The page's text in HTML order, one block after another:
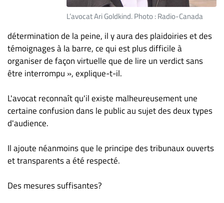
L’avocat Ari Goldkind. Photo : Radio-Canada
détermination de la peine, il y aura des plaidoiries et des
témoignages à la barre, ce qui est plus difficile à
organiser de façon virtuelle que de lire un verdict sans
être interrompu », explique-t-il.
L'avocat reconnaît qu'il existe malheureusement une
certaine confusion dans le public au sujet des deux types
d'audience.
Il ajoute néanmoins que le principe des tribunaux ouverts
et transparents a été respecté.
Des mesures suffisantes?